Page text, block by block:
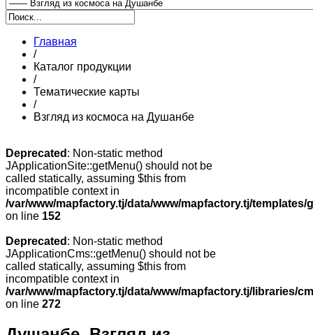
Главная
/
Каталог продукции
/
Тематические карты
/
Взгляд из космоса на Душанбе
Deprecated : Non-static method
JApplicationSite::getMenu() should not be
called statically, assuming $this from
incompatible context in
/var/www/mapfactory.tj/data/www/mapfactory.tj/
on line 152
Deprecated : Non-static method
JApplicationCms::getMenu() should not be
called statically, assuming $this from
incompatible context in
/var/www/mapfactory.tj/data/www/mapfactory.tj/libraries/
on line 272